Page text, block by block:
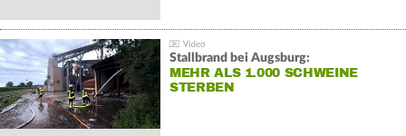
Stallbrand bei Augsburg:
MEHR ALS 1.000 SCHWEINE
STERBEN